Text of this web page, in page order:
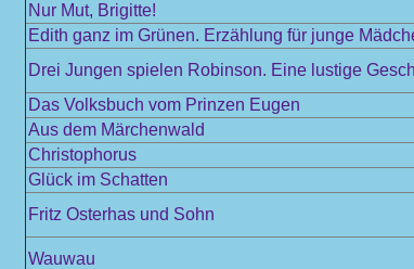
Nur Mut, Brigitte!
Edith ganz im Grünen. Erzählung für junge
Drei Jungen spielen Robinson. Eine lustige
Das Volksbuch vom Prinzen Eugen
Aus dem Märchenwald
Christophorus
Glück im Schatten
Fritz Osterhas und Sohn
Wauwau